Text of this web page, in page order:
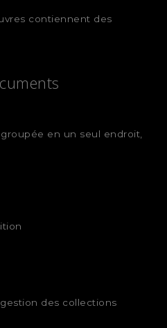
contiennent des
en un seul endroit,
des collections